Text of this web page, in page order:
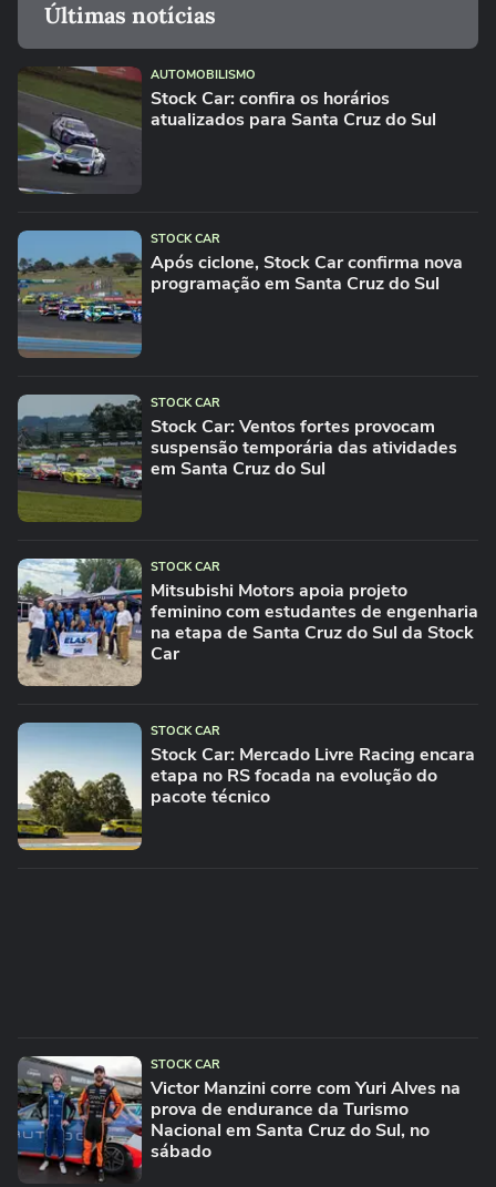
Últimas notícias
AUTOMOBILISMO
Stock Car: confira os horários
atualizados para Santa Cruz do Sul
STOCK CAR
Após ciclone, Stock Car confirma nova
programação em Santa Cruz do Sul
STOCK CAR
Stock Car: Ventos fortes provocam
suspensão temporária das atividades
em Santa Cruz do Sul
STOCK CAR
Mitsubishi Motors apoia projeto
feminino com estudantes de engenharia
na etapa de Santa Cruz do Sul da Stock
Car
STOCK CAR
Stock Car: Mercado Livre Racing encara
etapa no RS focada na evolução do
pacote técnico
STOCK CAR
Victor Manzini corre com Yuri Alves na
prova de endurance da Turismo
Nacional em Santa Cruz do Sul, no
sábado